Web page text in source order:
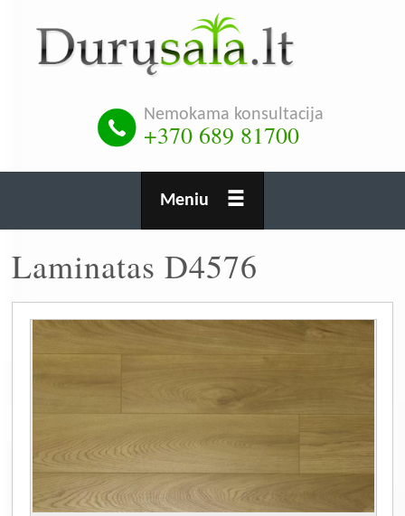
Pereiti
į
pagrindinį
turinį
Nemokama konsultacija
+370 689 81700
Meniu
Laminatas D4576